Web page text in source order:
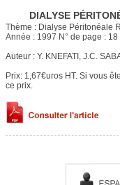
DIALYSE
Thème : Dialyse Péritonéale
Année : 1997 N° de page : 18
Auteur : Y. KNEFATI, J.C.
Prix: 1,67€uros HT. Si vous
ce prix.